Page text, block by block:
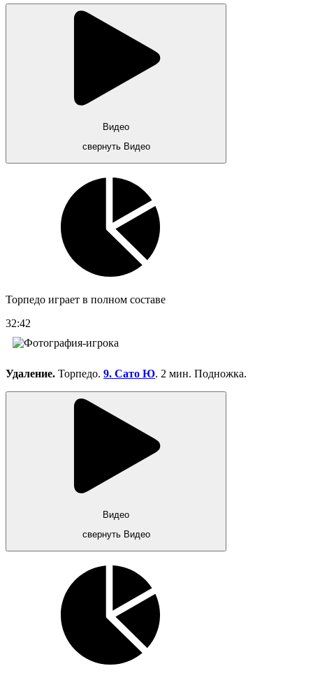
Видео
свернуть Видео
Торпедо играет в полном составе
32:42
Удаление. Торпедо. 9. Сато Ю. 2 мин. Подножка.
Видео
свернуть Видео